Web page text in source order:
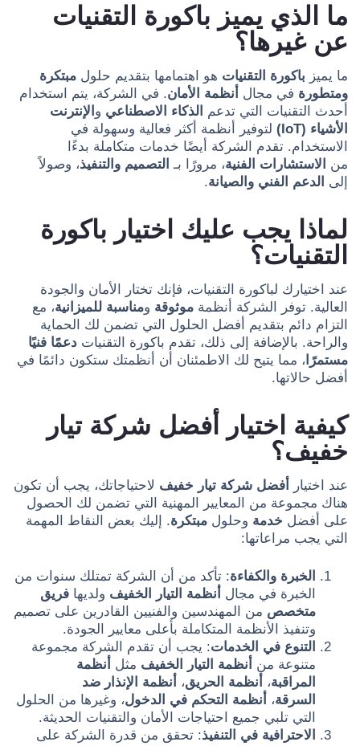
ما الذي يميز باكورة التقنيات
عن غيرها؟
ما يميز باكورة التقنيات هو اهتمامها بتقديم حلول مبتكرة
ومتطورة في مجال أنظمة الأمان. في الشركة، يتم استخدام
أحدث التقنيات التي تدعم الذكاء الاصطناعي و الإنترنت
الأشياء (IoT)
لتوفير أنظمة أكثر فعالية وسهولة في
الاستخدام. تقدم الشركة أيضًا خدمات متكاملة بدءًا
من
الاستشارات الفنية، مرورًا بـ التصميم والتنفيذ، وصولاً
إلى الدعم الفني والصيانة.
لماذا يجب عليك اختيار باكورة
التقنيات؟
عند اختيارك لباكورة التقنيات، فإنك تختار الأمان والجودة
العالية. توفر الشركة أنظمة موثوقة ومناسبة للميزانية، مع
التزام دائم بتقديم أفضل الحلول التي تضمن لك الحماية
والراحة. بالإضافة إلى ذلك، تقدم باكورة التقنيات دعمًا فنيًا
مستمرًا ، مما يتيح لك الاطمئنان أن أنظمتك ستكون دائمًا في
أفضل حالاتها.
كيفية اختيار أفضل شركة تيار
خفيف؟
عند اختيار أفضل شركة تيار خفيف لاحتياجاتك، يجب أن تكون
هناك مجموعة من المعايير المهنية التي تضمن لك الحصول
على أفضل خدمة وحلول مبتكرة. إليك بعض النقاط المهمة
التي يجب مراعاتها:
الخبرة والكفاءة: تأكد من أن الشركة تمتلك سنوات من
الخبرة في مجال
أنظمة التيار الخفيف ولديها فريق
متخصص من المهندسين والفنيين القادرين على تصميم
وتنفيذ الأنظمة المتكاملة بأعلى معايير الجودة.
التنوع في الخدمات: يجب أن تقدم الشركة مجموعة
متنوعة من
أنظمة التيار الخفيف مثل
أنظمة
المراقبة، أنظمة الحريق،
أنظمة الإنذار ضد
السرقة، أنظمة التحكم في الدخول، وغيرها من الحلول
التي تلبي جميع احتياجات الأمان والتقنيات الحديثة.
الاحترافية في التنفيذ: تحقق من قدرة الشركة على